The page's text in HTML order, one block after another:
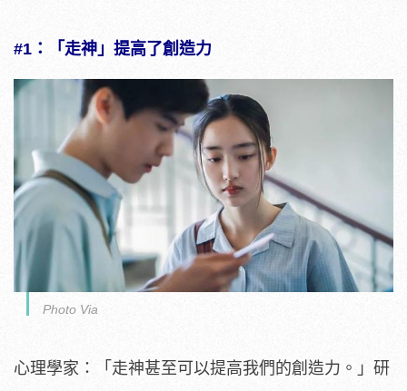
#1：「走神」提高了創造力
Photo Via
心理學家：「走神甚至可以提高我們的創造力。」研